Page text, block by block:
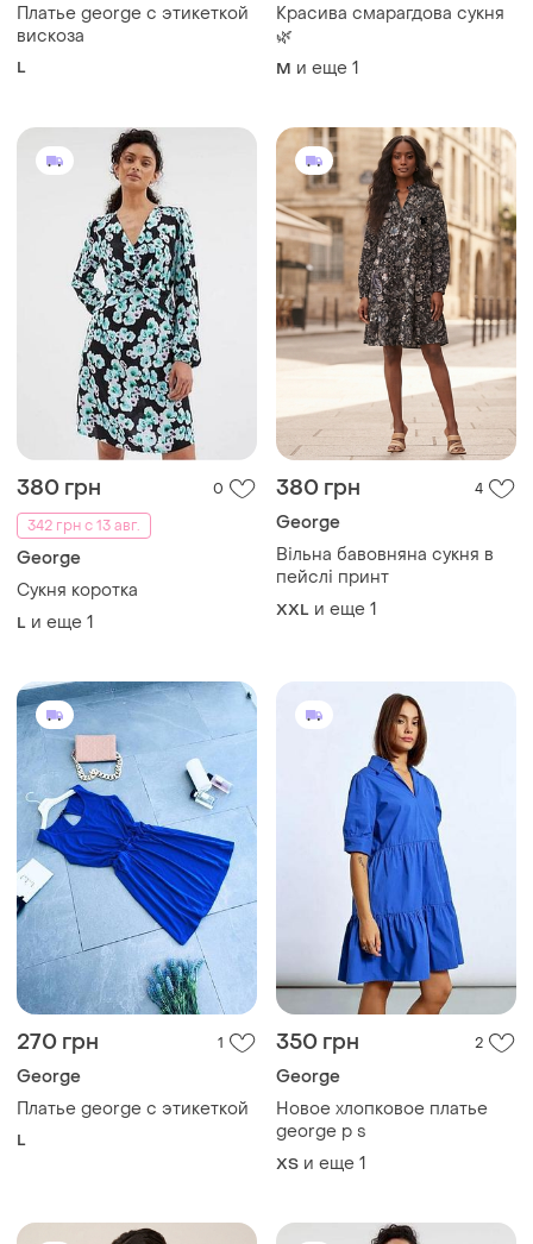
Платье george с этикеткой
вискоза
L
Красива смарагдова сукня
🌿
M и еще 1
380 грн
0
342 грн с 13 авг.
George
Сукня коротка
L и еще 1
380 грн 4
George
Вільна бавовняна сукня в
пейслі принт
XXL и еще 1
270 грн 1
George
Платье george с этикеткой
L
350 грн 2
George
Новое хлопковое платье
george p s
ХS и еще 1